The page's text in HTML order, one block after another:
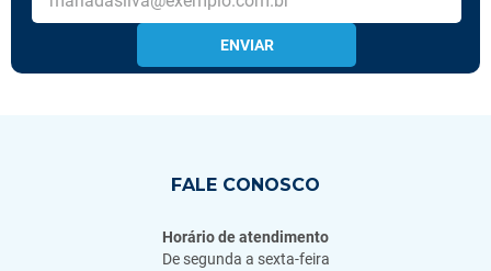
ENVIAR
FALE CONOSCO
Horário de atendimento
De segunda a sexta-feira